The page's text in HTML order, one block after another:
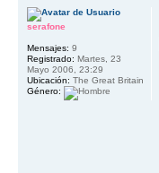
serafone
Mensajes: 9
Registrado: Martes, 23
Mayo 2006, 23:29
Ubicación: The Great Britain
Género: